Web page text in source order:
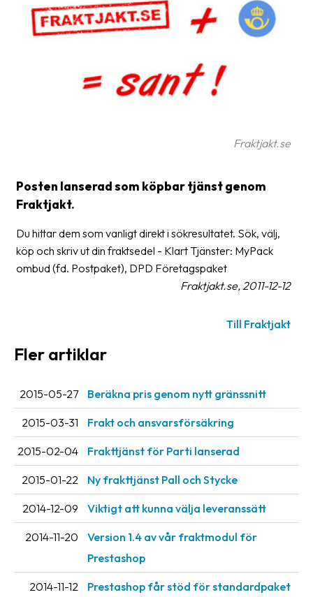
Vanliga
Skrivarinställningar
Leveransvillkor
Upphämtningar
Streckkodsläsare
Kundtjänst
Om
företaget
Om
Fraktjakt
Pressrum
Medarbetare
Jobb
&
Fraktjakt.se
Posten lanserad som köpbar tjänst genom
Fraktjakt.
Du hittar dem som vanligt direkt i sökresultatet. Sök, välj,
köp och skriv ut din fraktsedel - Klart Tjänster: MyPack
ombud (fd. Postpaket), DPD Företagspaket
Fraktjakt.se, 2011-12-12
Till Fraktjakt
Fler artiklar
2015-05-27 Beräkna pris genom nytt gränssnitt
2015-03-31 Frakt och ansvarsförsäkring
2015-02-04 Frakttjänst för Parti lanserad
2015-01-22 Ny frakttjänst Pall och Stycke
2014-12-09 Viktigt att kunna välja leveranssätt
2014-11-20
Version 1.4 av vår fraktmodul för
Prestashop
2014-11-12 Prestashop får stöd för standardpaket